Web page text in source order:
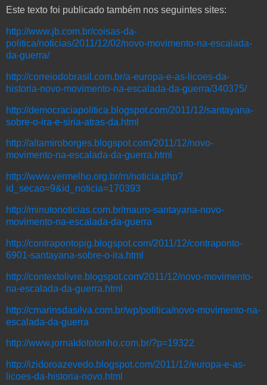
Este texto foi publicado também nos seguintes sites:
http://www.jb.com.br/coisas-da-
politica/noticias/2011/12/02/novo-movimento-na-escalada-
da-guerra/
http://correiodobrasil.com.br/a-europa-e-as-licoes-da-
historia-novo-movimento-na-escalada-da-guerra/340375/
http://democraciapolitica.blogspot.com/2011/12/santayana-
sobre-o-ira-e-siria-atras-da.html
http://altamiroborges.blogspot.com/2011/12/novo-
movimento-na-escalada-da-guerra.html
http://www.vermelho.org.br/rn/noticia.php?
id_secao=9&id_noticia=170393
http://minutonoticias.com.br/mauro-santayana-novo-
movimento-na-escalada-da-guerra
http://contrapontopig.blogspot.com/2011/12/contraponto-
6901-santayana-sobre-o-ira.html
http://contextolivre.blogspot.com/2011/12/novo-movimento-
na-escalada-da-guerra.html
http://cmarinsdasilva.com.br/wp/politica/novo-movimento-na-
escalada-da-guerra
http://www.jornaldototonho.com.br/?p=19322
http://izidoroazevedo.blogspot.com/2011/12/europa-e-as-
licoes-da-historia-novo.html